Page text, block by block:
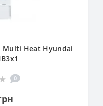
Multi Heat Hyundai
0